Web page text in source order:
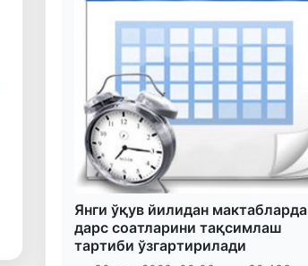
Янги ўқув йилидан мактабларда
дарс соатларини тақсимлаш
тартиби ўзгартирилади